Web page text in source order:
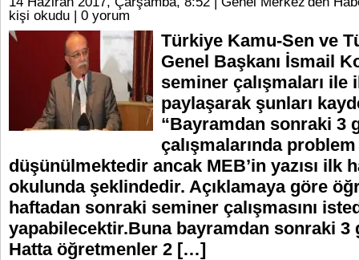
kişi okudu | 0 yorum
Türkiye Kamu-Sen ve
Genel Başkanı İsmail
seminer çalışmaları ile
paylaşarak şunları
“Bayramdan sonraki 3
çalışmalarında
düşünülmektedir ancak MEB’in yazısı ilk
okulunda şeklindedir. Açıklamaya göre
haftadan sonraki seminer çalışmasını
yapabilecektir.Buna bayramdan sonraki 3
Hatta öğretmenler 2 […]